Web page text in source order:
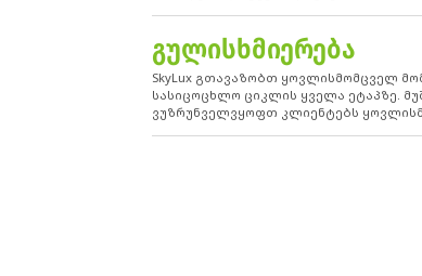
ᲒᲣᲚᲘᲡᲮᲛᲘᲔᲠᲔᲑᲐ
SkyLux გთავაზობთ ყოვლისმომცველ
სასიცოცხლო ციკლის ყველა ეტაპზე.
ვუზრუნველვყოფთ კლიენტებს